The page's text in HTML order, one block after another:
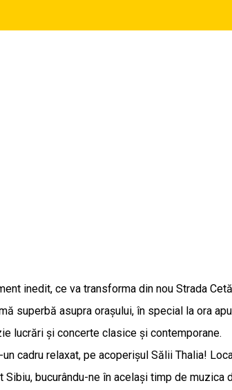
inedit, ce va transforma din nou Strada
superbă asupra orașului, în special la ora
lucrări și concerte clasice și contemporane.
cadru relaxat, pe acoperișul Sălii Thalia!
bucurându-ne în același timp de muzica